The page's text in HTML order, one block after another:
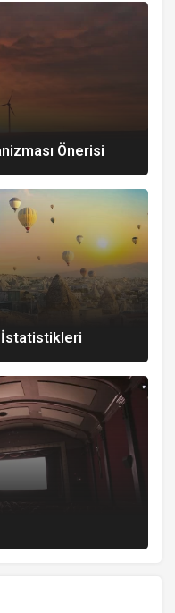
Önerisi
İstatistikleri